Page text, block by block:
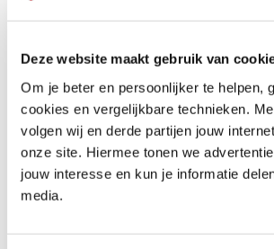
Deze website maakt gebruik van
Om je beter en persoonlijker te helpen,
cookies en vergelijkbare technieken.
volgen wij en derde partijen jouw
onze site. Hiermee tonen we
jouw interesse en kun je informatie
media.
BMW
F 900 R
€ 10.490,-
Uit2026
Honda
€ 8.299,-